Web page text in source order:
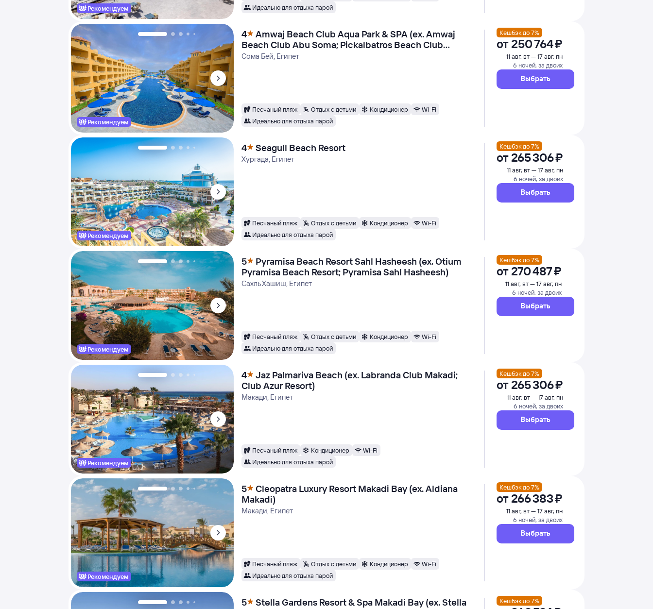
Рекомендуем
Идеально для отдыха парой
Рекомендуем
4
Amwaj Beach Club Aqua Park & SPA (ex. Amwaj
Beach Club Abu Soma; Pickalbatros Beach Club
Resort)
Сома Бей, Египет
Песчаный пляж Отдых с детьми Кондиционер
Wi-Fi
Идеально для отдыха парой
Кешбэк до 7%
от 250 ⁠764 ⁠₽
11 авг, вт — 17 авг, пн
6 ночей, за двоих
Выбрать
Рекомендуем
4 Seagull Beach Resort
Хургада, Египет
Песчаный пляж Отдых с детьми Кондиционер
Wi-Fi
Идеально для отдыха парой
Кешбэк до 7%
от 265 ⁠306 ⁠₽
11 авг, вт — 17 авг, пн
6 ночей, за двоих
Выбрать
Рекомендуем
5
Pyramisa Beach Resort Sahl Hasheesh (ex. Otium
Pyramisa Beach Resort; Pyramisa Sahl Hasheesh)
Сахль Хашиш, Египет
Песчаный пляж Отдых с детьми Кондиционер
Wi-Fi
Идеально для отдыха парой
Кешбэк до 7%
от 270 ⁠487 ⁠₽
11 авг, вт — 17 авг, пн
6 ночей, за двоих
Выбрать
Рекомендуем
4
Jaz Palmariva Beach (ex. Labranda Club Makadi;
Club Azur Resort)
Макади, Египет
Песчаный пляж Кондиционер
Wi-Fi
Идеально для отдыха парой
Кешбэк до 7%
от 265 ⁠306 ⁠₽
11 авг, вт — 17 авг, пн
6 ночей, за двоих
Выбрать
Рекомендуем
5
Cleopatra Luxury Resort Makadi Bay (ex. Aldiana
Makadi)
Макади, Египет
Песчаный пляж Отдых с детьми Кондиционер
Wi-Fi
Идеально для отдыха парой
Кешбэк до 7%
от 266 ⁠383 ⁠₽
11 авг, вт — 17 авг, пн
6 ночей, за двоих
Выбрать
5
Stella Gardens Resort & Spa Makadi Bay (ex. Stella
Кешбэк до 7%